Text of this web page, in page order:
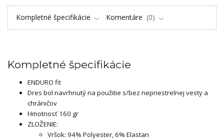
Kompletné špecifikácie Komentáre 0
Kompletné špecifikácie
ENDURO fit
Dres bol navrhnutý na použitie s/bez nepriestrelnej vesty a
chráničov
Hmotnosť 160 gr
ZLOŽENIE:
Vršok: 94% Polyester, 6% Elastan